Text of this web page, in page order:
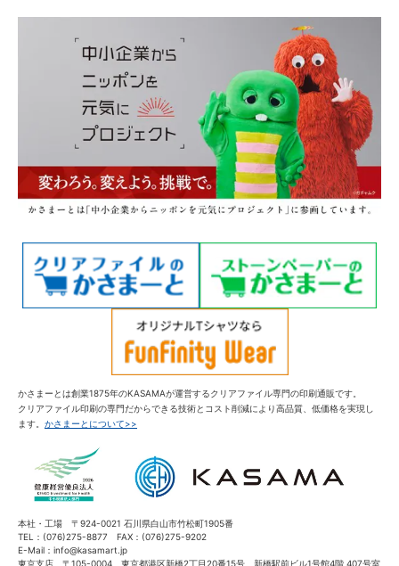
かさまーとは創業1875年のKASAMAが運営するクリアファイル専門の印刷通販です。
クリアファイル印刷の専門だからできる技術とコスト削減により高品質、低価格を実現し
ます。 かさまーとについて>>
本社・工場 〒924-0021 石川県白山市竹松町1905番
TEL：(076)275-8877 FAX：(076)275-9202
E-Mail：info@kasamart.jp
東京支店 〒105-0004 東京都港区新橋2丁目20番15号 新橋駅前ビル1号館4階 407号室